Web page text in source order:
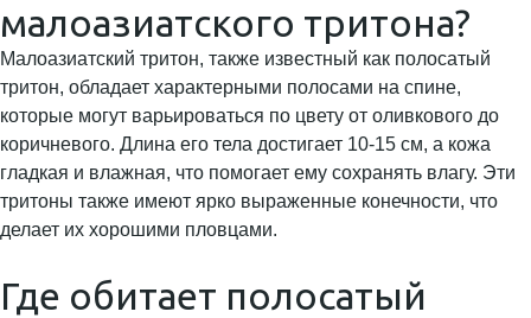
малоазиатского тритона?
Малоазиатский тритон, также известный как полосатый
тритон, обладает характерными полосами на спине,
которые могут варьироваться по цвету от оливкового до
коричневого. Длина его тела достигает 10-15 см, а кожа
гладкая и влажная, что помогает ему сохранять влагу. Эти
тритоны также имеют ярко выраженные конечности, что
делает их хорошими пловцами.
Где обитает полосатый